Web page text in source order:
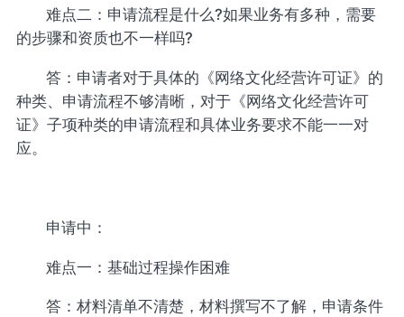
难点二：申请流程是什么?如果业务有多种，需要
的步骤和资质也不一样吗?
答：申请者对于具体的《网络文化经营许可证》的
种类、申请流程不够清晰，对于《网络文化经营许可
证》子项种类的申请流程和具体业务要求不能一一对
应。
申请中：
难点一：基础过程操作困难
答：材料清单不清楚，材料撰写不了解，申请条件